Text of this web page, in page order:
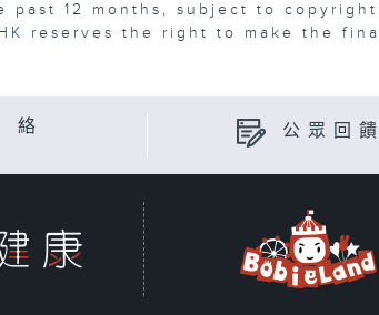
past 12 months, subject to copyright
reserves the right to make the final
絡 公眾回饋